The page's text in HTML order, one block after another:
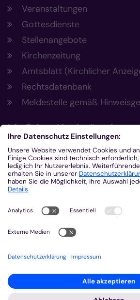
Veranstaltungen
Gottesdienste
Stellenangebote
Kirchenzeitung
Amtsblatt (Kirchlicher
Rechtsdatenbank
Meldestelle gemäß
IdaPrinz-Hochgürtel
Regionale Frauenseelsorge
Büro und Besprechungsraum:
Klosterplatz 1
53937
02445-9501-50
0172-4587923
ida.prinz-
aachen.de
http://